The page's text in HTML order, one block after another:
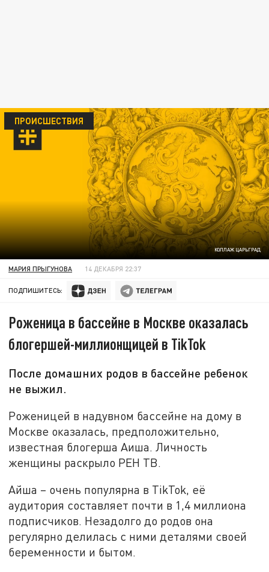
КОЛЛАЖ ЦАРЬГРАД
ПРОИСШЕСТВИЯ
МАРИЯ ПРЫГУНОВА 14 ДЕКАБРЯ 22:37
ПОДПИШИТЕСЬ:
Роженица в бассейне в Москве оказалась
блогершей-миллионщицей в TikTok
После домашних родов в бассейне ребенок
не выжил.
Роженицей в надувном бассейне на дому в
Москве оказалась, предположительно,
известная блогерша Аиша. Личность
женщины раскрыло РЕН ТВ.
Айша – очень популярна в TikTok, её
аудитория составляет почти в 1,4 миллиона
подписчиков. Незадолго до родов она
регулярно делилась с ними деталями своей
беременности и бытом.